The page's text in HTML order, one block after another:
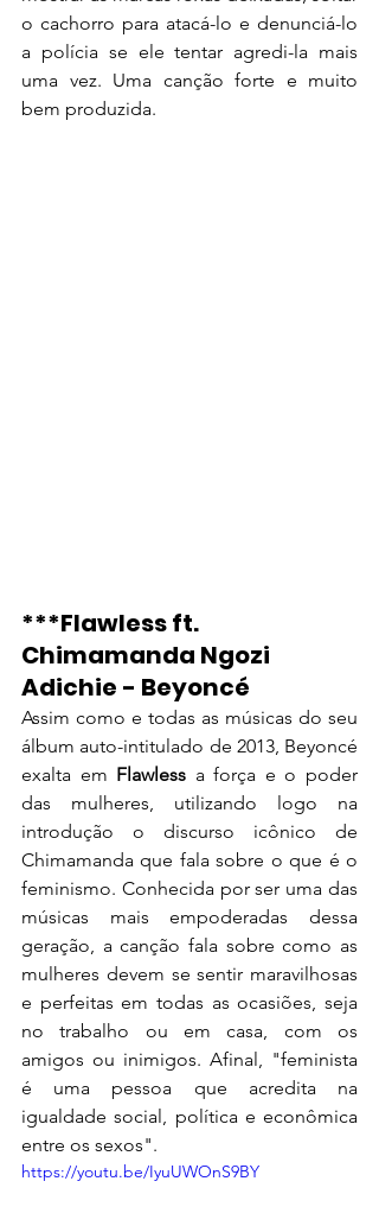
o cachorro para atacá-lo e denunciá-lo
a polícia se ele tentar agredi-la mais
uma vez. Uma canção forte e muito
bem produzida.
***Flawless ft.
Chimamanda Ngozi
Adichie - Beyoncé
Assim como e todas as músicas do seu
álbum auto-intitulado de 2013, Beyoncé
exalta em Flawless a força e o poder
das mulheres, utilizando logo na
introdução o discurso icônico de
Chimamanda que fala sobre o que é o
feminismo. Conhecida por ser uma das
músicas mais empoderadas dessa
geração, a canção fala sobre como as
mulheres devem se sentir maravilhosas
e perfeitas em todas as ocasiões, seja
no trabalho ou em casa, com os
amigos ou inimigos. Afinal, "feminista
é uma pessoa que acredita na
igualdade social, política e econômica
entre os sexos".
https://youtu.be/IyuUWOnS9BY